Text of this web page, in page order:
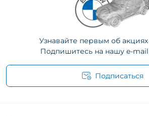
Узнавайте первым об
Подпишитесь на нашу e-
Подписаться